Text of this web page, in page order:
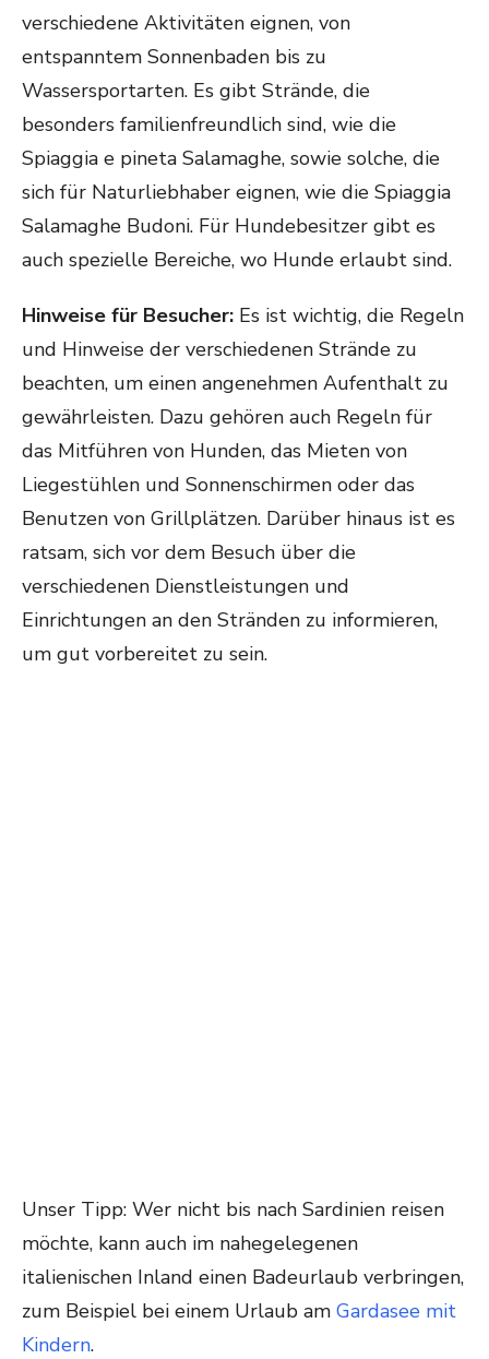
verschiedene Aktivitäten eignen, von
entspanntem Sonnenbaden bis zu
Wassersportarten. Es gibt Strände, die
besonders familienfreundlich sind, wie die
Spiaggia e pineta Salamaghe, sowie solche, die
sich für Naturliebhaber eignen, wie die Spiaggia
Salamaghe Budoni. Für Hundebesitzer gibt es
auch spezielle Bereiche, wo Hunde erlaubt sind.
Hinweise für Besucher: Es ist wichtig, die Regeln
und Hinweise der verschiedenen Strände zu
beachten, um einen angenehmen Aufenthalt zu
gewährleisten. Dazu gehören auch Regeln für
das Mitführen von Hunden, das Mieten von
Liegestühlen und Sonnenschirmen oder das
Benutzen von Grillplätzen. Darüber hinaus ist es
ratsam, sich vor dem Besuch über die
verschiedenen Dienstleistungen und
Einrichtungen an den Stränden zu informieren,
um gut vorbereitet zu sein.
Unser Tipp: Wer nicht bis nach Sardinien reisen
möchte, kann auch im nahegelegenen
italienischen Inland einen Badeurlaub verbringen,
zum Beispiel bei einem Urlaub am Gardasee mit
Kindern.